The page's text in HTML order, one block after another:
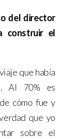
del director
construir el
que había
Al 70% es
cómo fue y
que yo
sobre el